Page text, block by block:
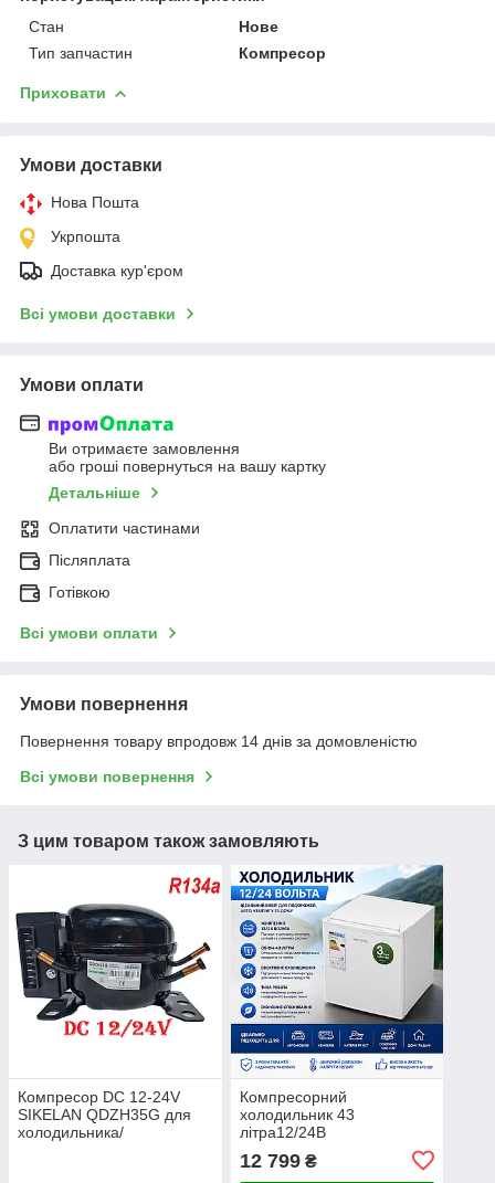
Стан
Нове
Тип запчастин
Компресор
Приховати
Умови доставки
Нова Пошта
Укрпошта
Доставка кур'єром
Всі умови доставки
Умови оплати
Ви отримаєте замовлення
або гроші повернуться на вашу картку
Детальніше
Оплатити частинами
Післяплата
Готівкою
Всі умови оплати
Умови повернення
Повернення товару впродовж 14 днів за домовленістю
Всі умови повернення
З цим товаром також замовляють
Компресор DC 12-24V
SIKELAN QDZH35G для
холодильника/
Компресорний
холодильник 43
літра12/24В
12 799₴